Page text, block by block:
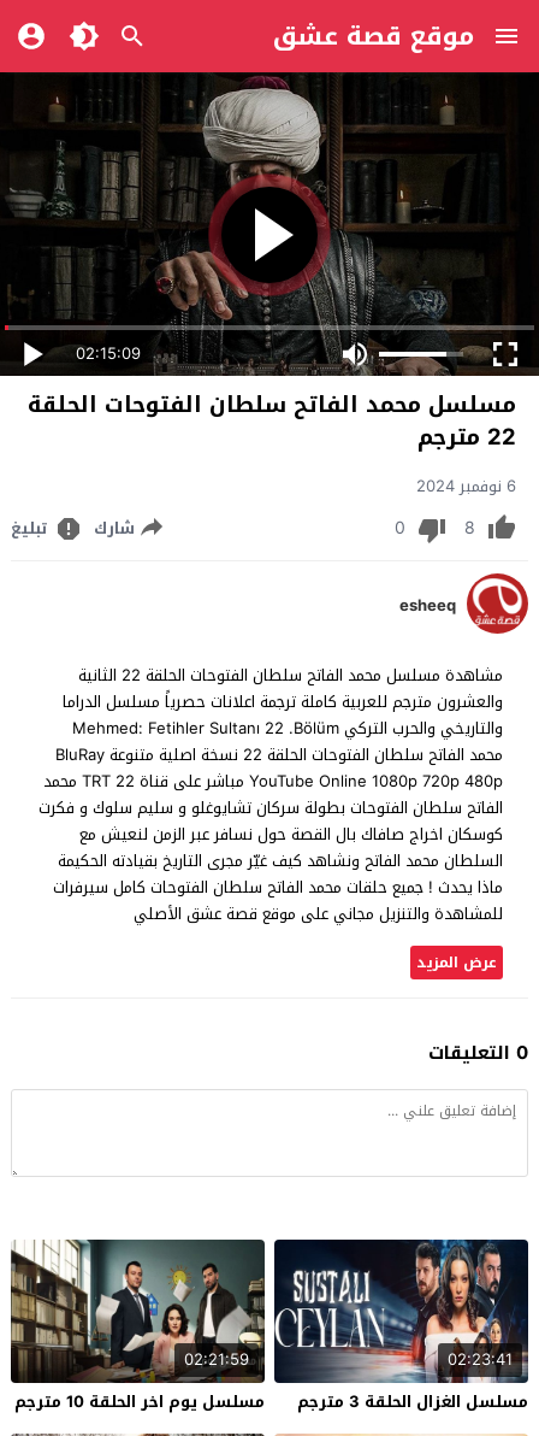
موقع قصة عشق
02:15:09
مسلسل محمد الفاتح سلطان الفتوحات الحلقة
22 مترجم
6 نوفمبر 2024
8
0 شارك تبليغ
esheeq
مشاهدة مسلسل محمد الفاتح سلطان الفتوحات الحلقة 22 الثانية
والعشرون مترجم للعربية كاملة ترجمة اعلانات حصرياً مسلسل الدراما
والتاريخي والحرب التركي Mehmed: Fetihler Sultanı 22 .Bölüm
محمد الفاتح سلطان الفتوحات الحلقة 22 نسخة اصلية متنوعة BluRay
YouTube Online 1080p 720p 480p مباشر على قناة TRT 22 محمد
الفاتح سلطان الفتوحات بطولة سركان تشايوغلو و سليم سلوك و فكرت
كوسكان اخراج صافاك بال القصة حول نسافر عبر الزمن لنعيش مع
السلطان محمد الفاتح ونشاهد كيف غيّر مجرى التاريخ بقيادته الحكيمة
ماذا يحدث ! جميع حلقات محمد الفاتح سلطان الفتوحات كامل سيرفرات
للمشاهدة والتنزيل مجاني على موقع قصة عشق الأصلي
عرض المزيد
0 التعليقات
02:23:41
مسلسل الغزال الحلقة 3 مترجم
02:21:59
مسلسل يوم اخر الحلقة 10 مترجم